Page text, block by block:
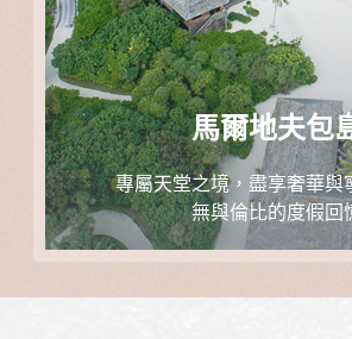
馬爾地夫包
專屬天堂之境，盡享奢華與
無與倫比的度假回